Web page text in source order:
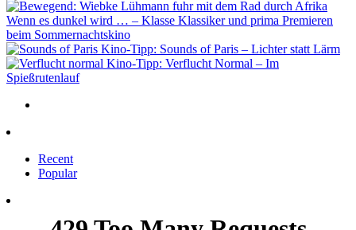
Wenn es dunkel wird … – Klasse Klassiker und prima Premieren
beim Sommernachtskino
Kino-Tipp: Sounds of Paris – Lichter statt Lärm
Kino-Tipp: Verflucht Normal – Im
Spießrutenlauf
Recent
Popular